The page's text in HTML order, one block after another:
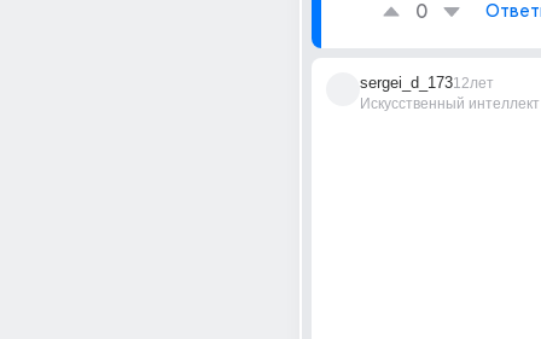
0
sergei_d_173
Искусственный интеллект
12лет